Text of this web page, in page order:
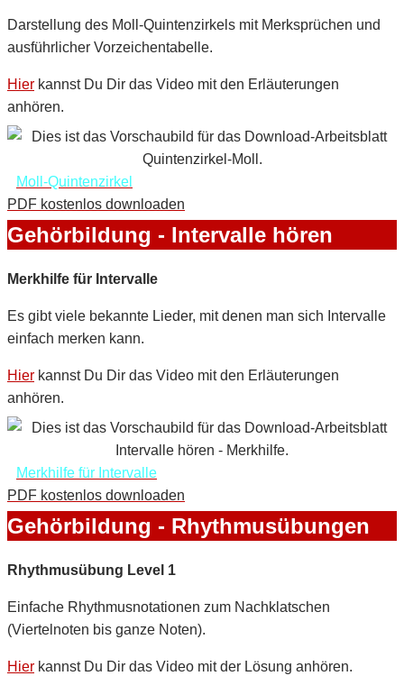
Darstellung des Moll-Quintenzirkels mit Merksprüchen und
ausführlicher Vorzeichentabelle.
Hier kannst Du Dir das Video mit den Erläuterungen
anhören.
Moll-Quintenzirkel
PDF kostenlos downloaden
Gehörbildung - Intervalle hören
Merkhilfe für Intervalle
Es gibt viele bekannte Lieder, mit denen man sich Intervalle
einfach merken kann.
Hier kannst Du Dir das Video mit den Erläuterungen
anhören.
Merkhilfe für Intervalle
PDF kostenlos downloaden
Gehörbildung - Rhythmusübungen
Rhythmusübung Level 1
Einfache Rhythmusnotationen zum Nachklatschen
(Viertelnoten bis ganze Noten).
Hier kannst Du Dir das Video mit der Lösung anhören.